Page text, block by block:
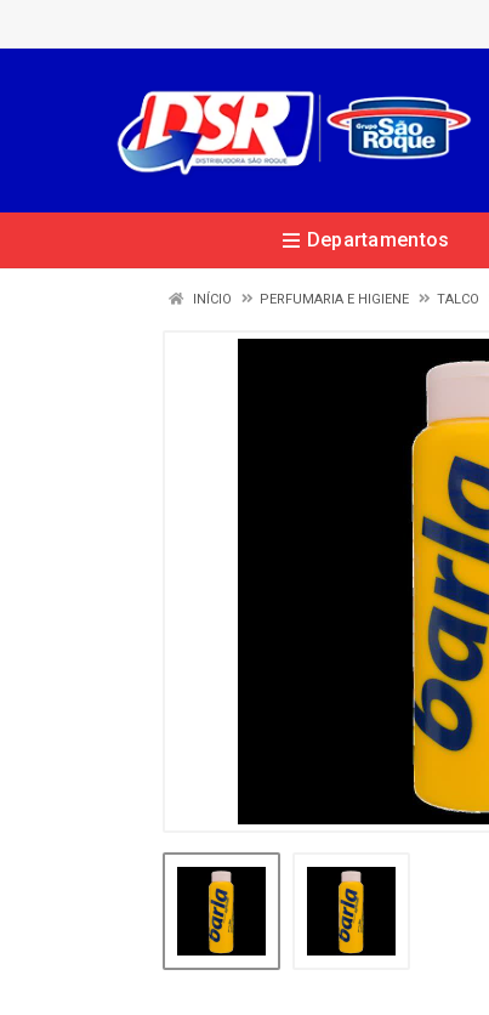
Departamentos
INÍCIO PERFUMARIA E HIGIENE TALCO